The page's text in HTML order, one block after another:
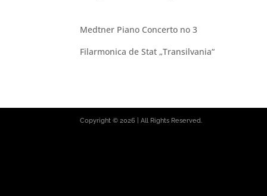
Medtner Piano Concerto no 3
Filarmonica de Stat „Transilvania“
Copyright © 2026 | All Rights Reserved.